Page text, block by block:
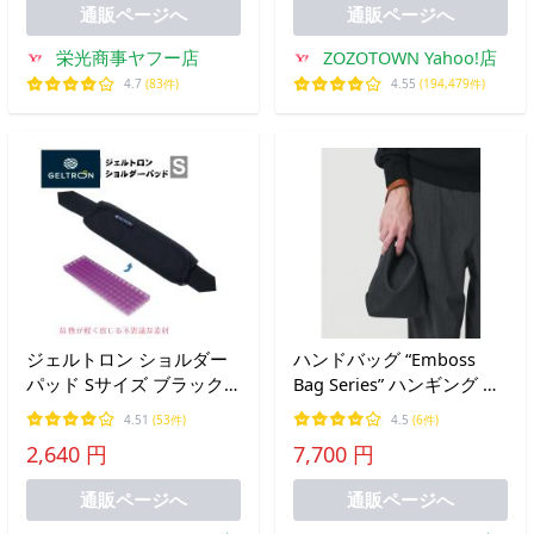
通販ページへ
栄光商事ヤフー店
4.7 (83件)
通販ページへ
ZOZOTOWN Yahoo!店
4.55 (194,479件)
ジェルトロン ショルダー
パッド Sサイズ ブラック
バッグ用 肩当て 肩あて
GELTRON SH-BK-S 通勤 通
学 肩パッド クッション ス
タンダードタイプ 送料無
4.51 (53件)
2,640 円
通販ページへ
ハンドバッグ “Emboss
Bag Series” ハンギング ポ
ーチ
4.5 (6件)
7,700 円
通販ページへ